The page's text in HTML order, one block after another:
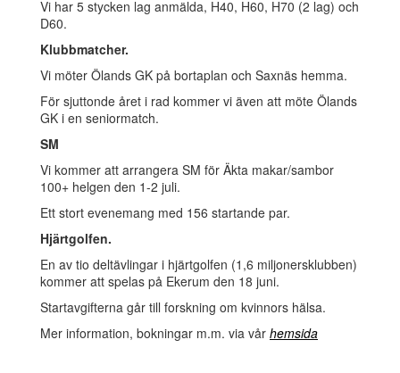
Vi har 5 stycken lag anmälda, H40, H60, H70 (2 lag) och
D60.
Klubbmatcher.
Vi möter Ölands GK på bortaplan och Saxnäs hemma.
För sjuttonde året i rad kommer vi även att möte Ölands
GK i en seniormatch.
SM
Vi kommer att arrangera SM för Äkta makar/sambor
100+ helgen den 1-2 juli.
Ett stort evenemang med 156 startande par.
Hjärtgolfen.
En av tio deltävlingar i hjärtgolfen (1,6 miljonersklubben)
kommer att spelas på Ekerum den 18 juni.
Startavgifterna går till forskning om kvinnors hälsa.
Mer information, bokningar m.m. via vår hemsida